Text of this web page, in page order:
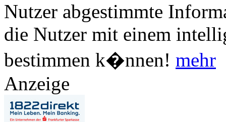
Nutzer abgestimmte
die Nutzer mit einem
bestimmen k�nnen! mehr
Anzeige